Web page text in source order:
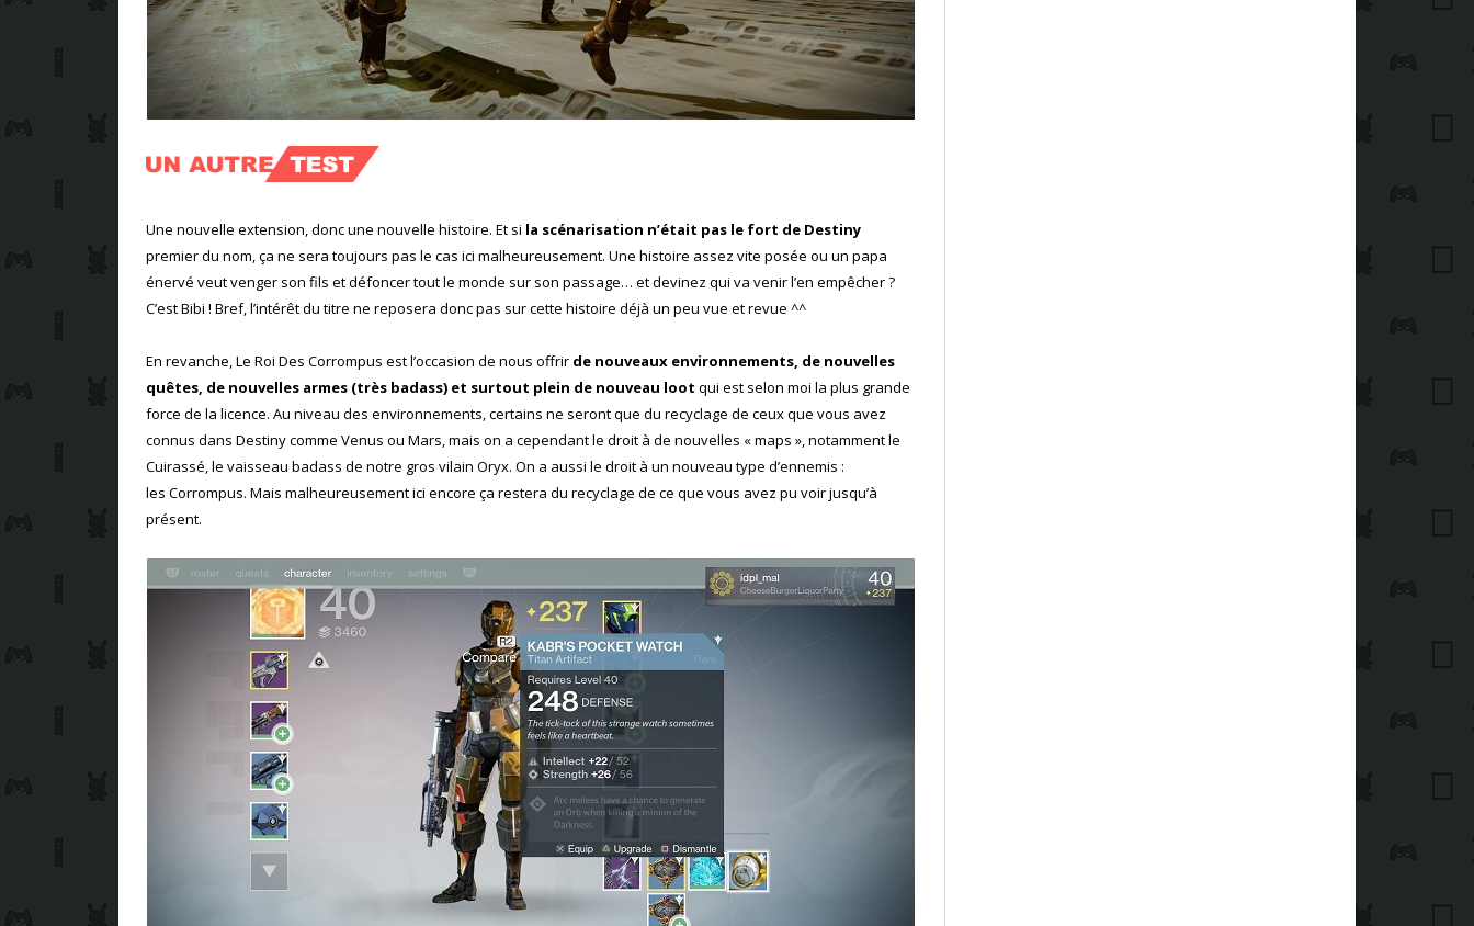
Une nouvelle extension, donc une nouvelle histoire. Et si la scénarisation n’était pas le fort de Destiny
premier du nom, ça ne sera toujours pas le cas ici malheureusement. Une histoire assez vite posée ou un papa
énervé veut venger son fils et défoncer tout le monde sur son passage… et devinez qui va venir l’en empêcher ?
C’est Bibi ! Bref, l’intérêt du titre ne reposera donc pas sur cette histoire déjà un peu vue et revue ^^
En revanche, Le Roi Des Corrompus est l’occasion de nous offrir de nouveaux environnements, de nouvelles
quêtes, de nouvelles armes (très badass) et surtout plein de nouveau loot qui est selon moi la plus grande
force de la licence. Au niveau des environnements, certains ne seront que du recyclage de ceux que vous avez
connus dans Destiny comme Venus ou Mars, mais on a cependant le droit à de nouvelles « maps », notamment le
Cuirassé, le vaisseau badass de notre gros vilain Oryx. On a aussi le droit à un nouveau type d’ennemis :
les Corrompus. Mais malheureusement ici encore ça restera du recyclage de ce que vous avez pu voir jusqu’à
présent.